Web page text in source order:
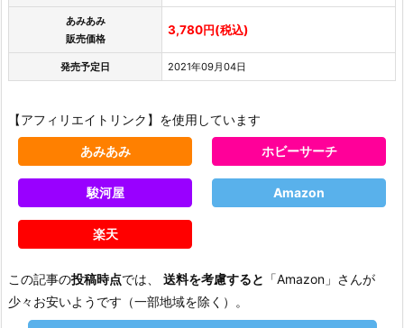
あみあみ
販売価格
3,780円(税込)
発売予定日 2021年09月04日
【アフィリエイトリンク】を使用しています
あみあみ ホビーサーチ
駿河屋 Amazon
楽天
この記事の投稿時点では、 送料を考慮すると 「Amazon」さんが
少々お安いようです（一部地域を除く）。